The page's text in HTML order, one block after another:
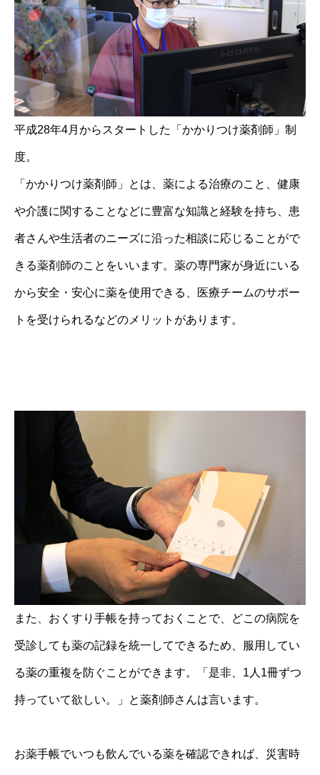
平成28年4月からスタートした「かかりつけ薬剤師」制
度。
「かかりつけ薬剤師」とは、薬による治療のこと、健康
や介護に関することなどに豊富な知識と経験を持ち、患
者さんや生活者のニーズに沿った相談に応じることがで
きる薬剤師のことをいいます。薬の専門家が身近にいる
から安全・安心に薬を使用できる、医療チームのサポー
トを受けられるなどのメリットがあります。
また、おくすり手帳を持っておくことで、どこの病院を
受診しても薬の記録を統一してできるため、服用してい
る薬の重複を防ぐことができます。「是非、1人1冊ずつ
持っていて欲しい。」と薬剤師さんは言います。
お薬手帳でいつも飲んでいる薬を確認できれば、災害時